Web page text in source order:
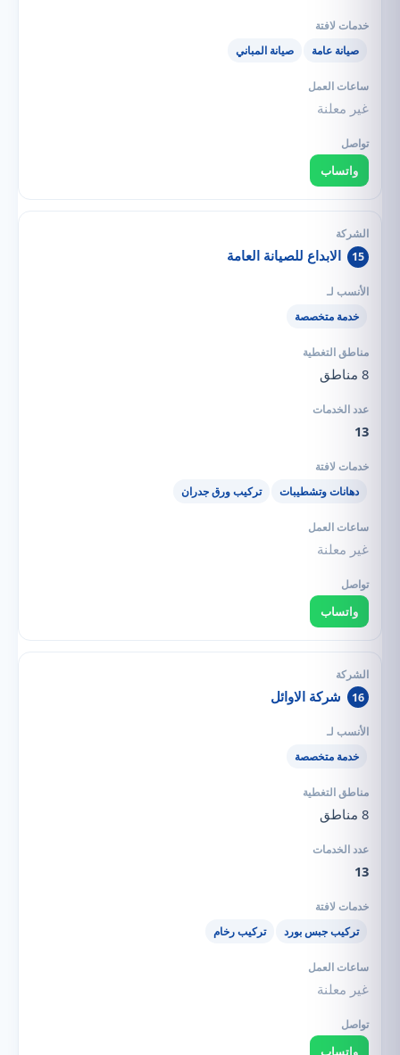
صيانة عامة صيانة المباني
غير معلنة
واتساب
15 الابداع للصيانة العامة
خدمة متخصصة
8 مناطق
13
دهانات وتشطيبات تركيب ورق جدران
غير معلنة
واتساب
16 شركة الاوائل
خدمة متخصصة
8 مناطق
13
تركيب جبس بورد تركيب رخام
غير معلنة
واتساب